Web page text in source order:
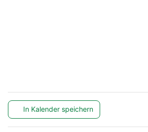
In Kalender speichern